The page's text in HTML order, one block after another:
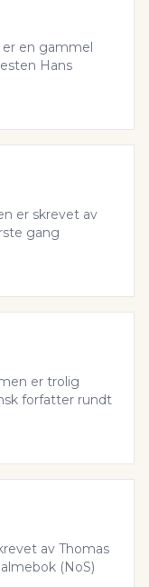
en gammel
Hans
er skrevet av
gang
er trolig
forfatter rundt
av Thomas
(NoS)